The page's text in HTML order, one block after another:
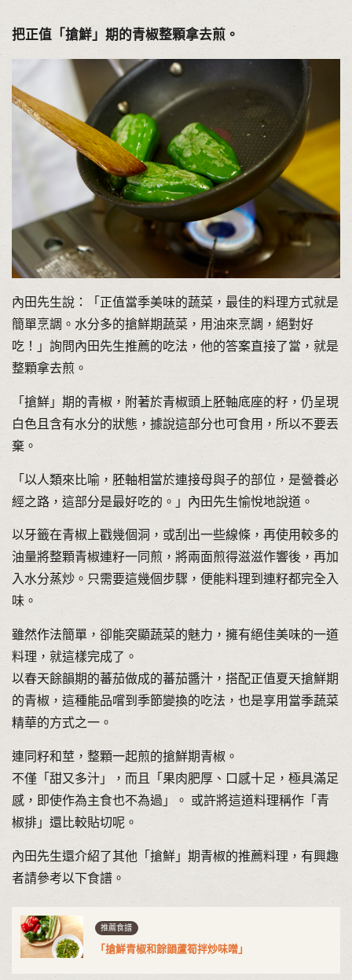
把正值「搶鮮」期的青椒整顆拿去煎。
內田先生說：「正值當季美味的蔬菜，最佳的料理方式就是
簡單烹調。水分多的搶鮮期蔬菜，用油來烹調，絕對好
吃！」詢問內田先生推薦的吃法，他的答案直接了當，就是
整顆拿去煎。
「搶鮮」期的青椒，附著於青椒頭上胚軸底座的籽，仍呈現
白色且含有水分的狀態，據說這部分也可食用，所以不要丟
棄。
「以人類來比喻，胚軸相當於連接母與子的部位，是營養必
經之路，這部分是最好吃的。」內田先生愉悅地說道。
以牙籤在青椒上戳幾個洞，或刮出一些線條，再使用較多的
油量將整顆青椒連籽一同煎，將兩面煎得滋滋作響後，再加
入水分蒸炒。只需要這幾個步驟，便能料理到連籽都完全入
味。
雖然作法簡單，卻能突顯蔬菜的魅力，擁有絕佳美味的一道
料理，就這樣完成了。
以春天餘韻期的蕃茄做成的蕃茄醬汁，搭配正值夏天搶鮮期
的青椒，這種能品嚐到季節變換的吃法，也是享用當季蔬菜
精華的方式之一。
連同籽和莖，整顆一起煎的搶鮮期青椒。
不僅「甜又多汁」，而且「果肉肥厚、口感十足，極具滿足
感，即使作為主食也不為過」。 或許將這道料理稱作「青
椒排」還比較貼切呢。
內田先生還介紹了其他「搶鮮」期青椒的推薦料理，有興趣
者請參考以下食譜。
推薦食譜
「搶鮮青椒和餘韻蘆筍拌炒味噌」